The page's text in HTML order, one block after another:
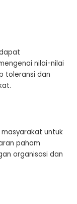
nilai-nilai
toleransi dan
untuk
paham
organisasi dan